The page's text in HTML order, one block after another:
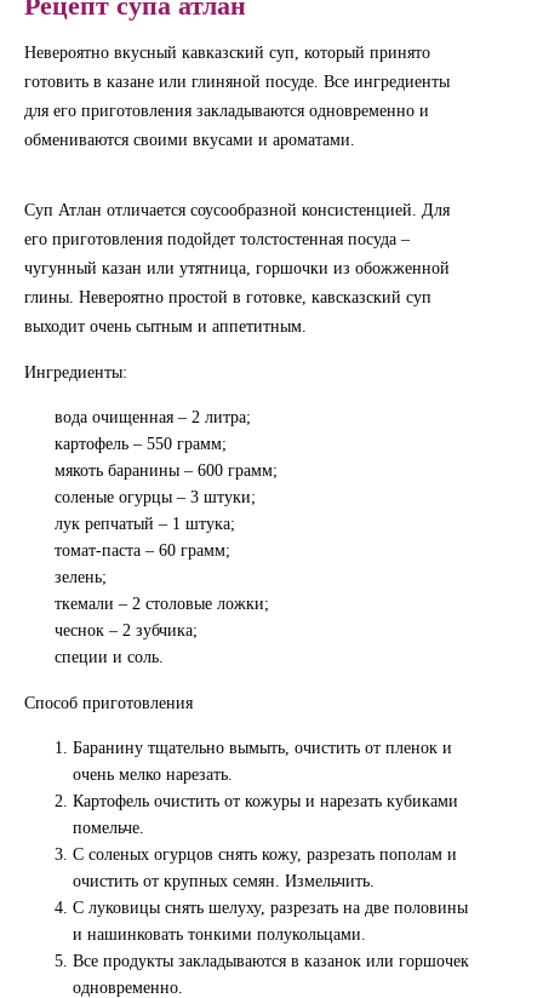
Невероятно вкусный кавказский суп, который принято
готовить в казане или глиняной посуде. Все ингредиенты
для его приготовления закладываются одновременно и
обмениваются своими вкусами и ароматами.
Суп Атлан отличается соусообразной консистенцией. Для
его приготовления подойдет толстостенная посуда –
чугунный казан или утятница, горшочки из обожженной
глины. Невероятно простой в готовке, кавсказский суп
выходит очень сытным и аппетитным.
Ингредиенты:
вода очищенная – 2 литра;
картофель – 550 грамм;
мякоть баранины – 600 грамм;
соленые огурцы – 3 штуки;
лук репчатый – 1 штука;
томат-паста – 60 грамм;
зелень;
ткемали – 2 столовые ложки;
чеснок – 2 зубчика;
специи и соль.
Способ приготовления
Баранину тщательно вымыть, очистить от пленок и
очень мелко нарезать.
Картофель очистить от кожуры и нарезать кубиками
помельче.
С соленых огурцов снять кожу, разрезать пополам и
очистить от крупных семян. Измельчить.
С луковицы снять шелуху, разрезать на две половины
и нашинковать тонкими полукольцами.
Все продукты закладываются в казанок или горшочек
одновременно.